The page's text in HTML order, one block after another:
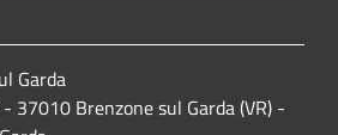
Garda
37010 Brenzone sul Garda (VR) -